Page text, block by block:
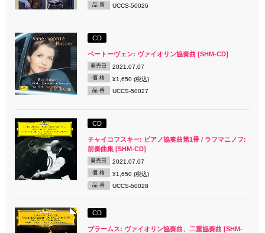
品 番 UCCS-50026
CD
ベートーヴェン: ヴァイオリン協奏曲 [SHM-CD]
発売日 2021.07.07
価 格 ¥1,650 (税込)
品 番 UCCS-50027
CD
チャイコフスキー: ピアノ協奏曲第1番 / ラフマニノフ:
前奏曲集 [SHM-CD]
発売日 2021.07.07
価 格 ¥1,650 (税込)
品 番 UCCS-50028
CD
ブラームス: ヴァイオリン協奏曲、二重協奏曲 [SHM-